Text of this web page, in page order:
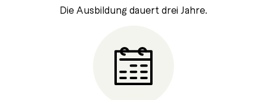
Die Ausbildung dauert drei Jahre.